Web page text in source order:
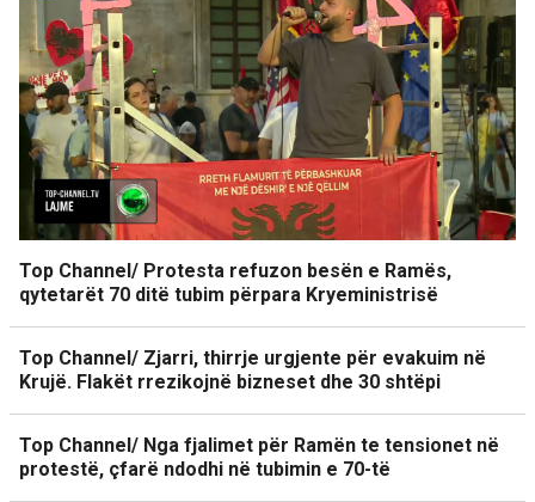
Top Channel/ Protesta refuzon besën e Ramës,
qytetarët 70 ditë tubim përpara Kryeministrisë
Top Channel/ Zjarri, thirrje urgjente për evakuim në
Krujë. Flakët rrezikojnë bizneset dhe 30 shtëpi
Top Channel/ Nga fjalimet për Ramën te tensionet në
protestë, çfarë ndodhi në tubimin e 70-të